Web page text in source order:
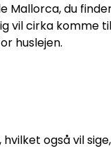
Mallorca, du
vil cirka komme
huslejen.
også vil